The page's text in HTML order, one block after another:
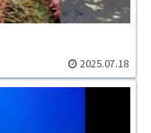
2025.07.18